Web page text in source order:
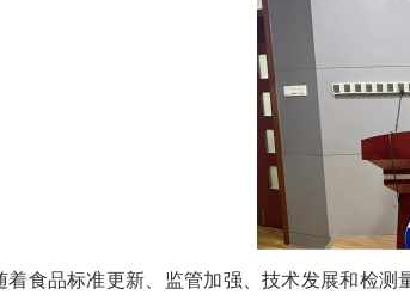
着食品标准更新、监管加强、技术发展和检测